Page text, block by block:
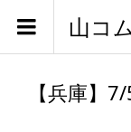
山コ
【兵庫】